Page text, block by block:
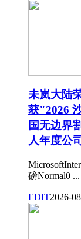
未岚大陆
获"2026
国无边界
人年度公
磅Normal0 ...
EDIT2026-